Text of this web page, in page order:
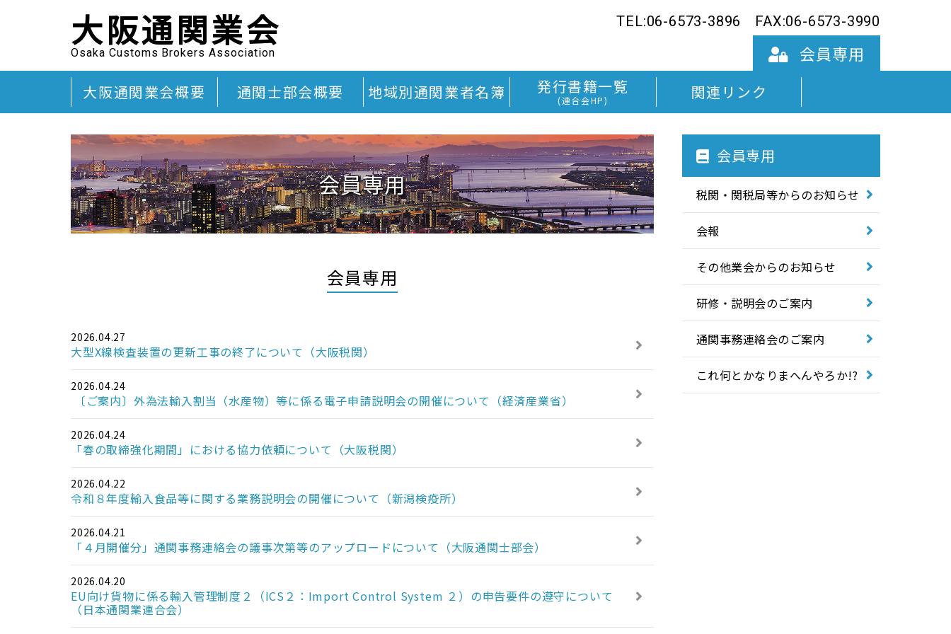
大阪通関業会
Osaka Customs Brokers Association
TEL:06-6573-3896 FAX:06-6573-3990
会員専用
大阪通関業会概要 通関士部会概要 地域別通関業者名簿 発行書籍一覧
(連合会HP) 関連リンク
会員専用
会員専用
2026.04.27
大型X線検査装置の更新工事の終了について（大阪税関）
2026.04.24
〔ご案内〕外為法輸入割当（水産物）等に係る電子申請説明会の開催について（経済産業省）
2026.04.24
「春の取締強化期間」における協力依頼について（大阪税関）
2026.04.22
令和８年度輸入食品等に関する業務説明会の開催について（新潟検疫所）
2026.04.21
「４月開催分」通関事務連絡会の議事次第等のアップロードについて（大阪通関士部会）
2026.04.20
EU向け貨物に係る輸入管理制度２（ICS２：Import Control System ２）の申告要件の遵守について
（日本通関業連合会）
会員専用
税関・関税局等からのお知らせ
令和7年度
令和6年度
令和5年度
令和4年度
令和3年度
会報
その他業会からのお知らせ
研修・説明会のご案内
通関事務連絡会のご案内
これ何とかなりまへんやろか!?